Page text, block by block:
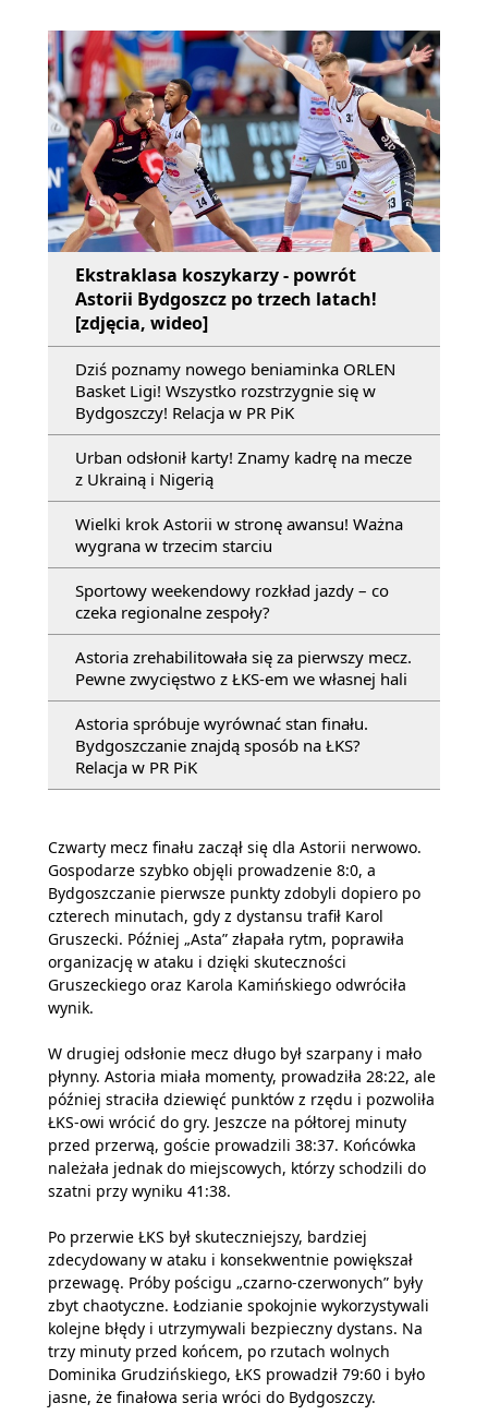
Ekstraklasa koszykarzy - powrót
Astorii Bydgoszcz po trzech latach!
[zdjęcia, wideo]
Dziś poznamy nowego beniaminka ORLEN
Basket Ligi! Wszystko rozstrzygnie się w
Bydgoszczy! Relacja w PR PiK
Urban odsłonił karty! Znamy kadrę na mecze
z Ukrainą i Nigerią
Wielki krok Astorii w stronę awansu! Ważna
wygrana w trzecim starciu
Sportowy weekendowy rozkład jazdy – co
czeka regionalne zespoły?
Astoria zrehabilitowała się za pierwszy mecz.
Pewne zwycięstwo z ŁKS-em we własnej hali
Astoria spróbuje wyrównać stan finału.
Bydgoszczanie znajdą sposób na ŁKS?
Relacja w PR PiK
Czwarty mecz finału zaczął się dla Astorii nerwowo.
Gospodarze szybko objęli prowadzenie 8:0, a
Bydgoszczanie pierwsze punkty zdobyli dopiero po
czterech minutach, gdy z dystansu trafił Karol
Gruszecki. Później „Asta” złapała rytm, poprawiła
organizację w ataku i dzięki skuteczności
Gruszeckiego oraz Karola Kamińskiego odwróciła
wynik.
W drugiej odsłonie mecz długo był szarpany i mało
płynny. Astoria miała momenty, prowadziła 28:22, ale
później straciła dziewięć punktów z rzędu i pozwoliła
ŁKS-owi wrócić do gry. Jeszcze na półtorej minuty
przed przerwą, goście prowadzili 38:37. Końcówka
należała jednak do miejscowych, którzy schodzili do
szatni przy wyniku 41:38.
Po przerwie ŁKS był skuteczniejszy, bardziej
zdecydowany w ataku i konsekwentnie powiększał
przewagę. Próby pościgu „czarno-czerwonych” były
zbyt chaotyczne. Łodzianie spokojnie wykorzystywali
kolejne błędy i utrzymywali bezpieczny dystans. Na
trzy minuty przed końcem, po rzutach wolnych
Dominika Grudzińskiego, ŁKS prowadził 79:60 i było
jasne, że finałowa seria wróci do Bydgoszczy.